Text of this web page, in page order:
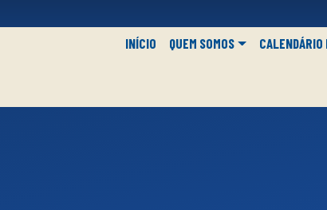
INÍCIO QUEM SOMOS CALENDÁRIO